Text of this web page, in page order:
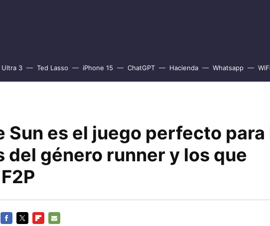
Ultra 3 Ted Lasso iPhone 15 ChatGPT Hacienda Whatsapp
Sun es el juego perfecto para
del género runner y los que